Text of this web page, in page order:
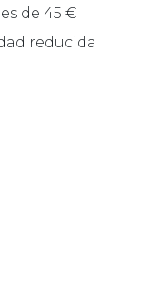
de 45 €
reducida